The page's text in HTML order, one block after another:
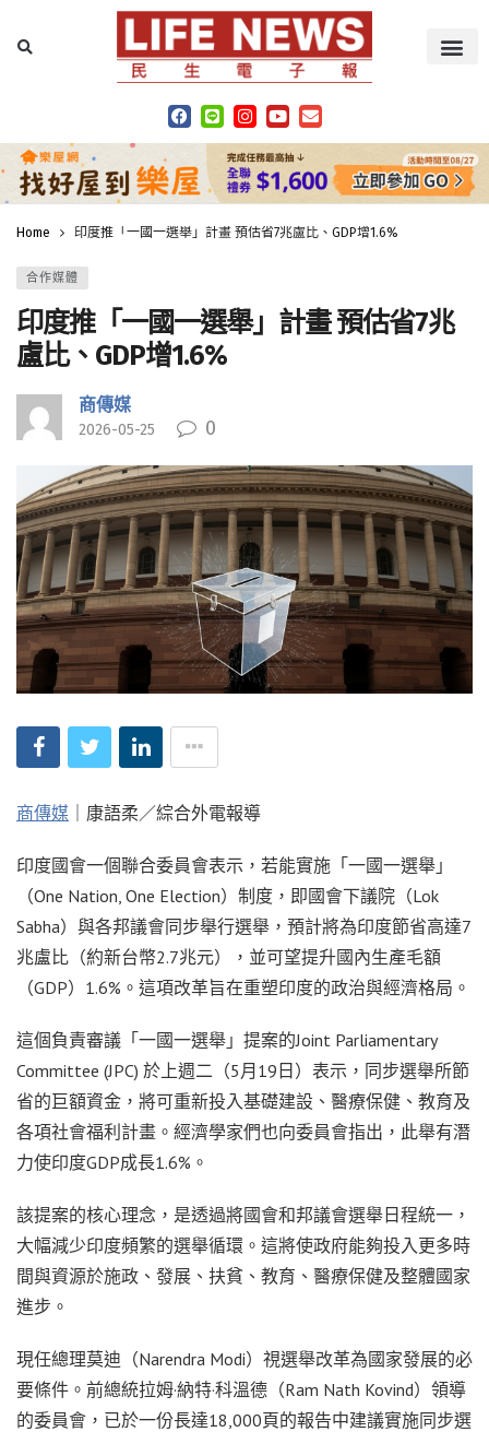
Home 印度推「一國一選舉」計畫 預估省7兆盧比、GDP增1.6%
合作媒體
印度推「一國一選舉」計畫 預估省7兆
盧比、GDP增1.6%
商傳媒
2026-05-25 0
商傳媒 ｜康語柔／綜合外電報導
印度國會一個聯合委員會表示，若能實施「一國一選舉」
（One Nation, One Election）制度，即國會下議院（Lok
Sabha）與各邦議會同步舉行選舉，預計將為印度節省高達7
兆盧比（約新台幣2.7兆元），並可望提升國內生產毛額
（GDP）1.6%。這項改革旨在重塑印度的政治與經濟格局。
這個負責審議「一國一選舉」提案的Joint Parliamentary
Committee (JPC) 於上週二（5月19日）表示，同步選舉所節
省的巨額資金，將可重新投入基礎建設、醫療保健、教育及
各項社會福利計畫。經濟學家們也向委員會指出，此舉有潛
力使印度GDP成長1.6%。
該提案的核心理念，是透過將國會和邦議會選舉日程統一，
大幅減少印度頻繁的選舉循環。這將使政府能夠投入更多時
間與資源於施政、發展、扶貧、教育、醫療保健及整體國家
進步。
現任總理莫迪（Narendra Modi）視選舉改革為國家發展的必
要條件。前總統拉姆·納特·科溫德（Ram Nath Kovind）領導
的委員會，已於一份長達18,000頁的報告中建議實施同步選